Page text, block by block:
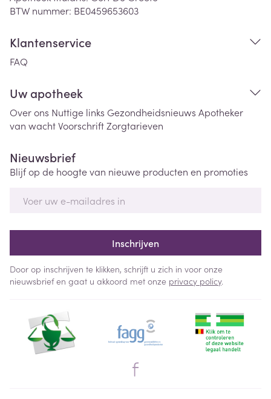
BTW nummer: BE0459653603
Klantenservice
FAQ
Uw apotheek
Over ons Nuttige links Gezondheidsnieuws Apotheker
van wachtVoorschriftZorgtarieven
Nieuwsbrief
Blijf op de hoogte van nieuwe producten en promoties
Inschrijven
Door op inschrijven te klikken, schrijft u zich in voor onze
nieuwsbrief en gaat u akkoord met onze privacy policy.